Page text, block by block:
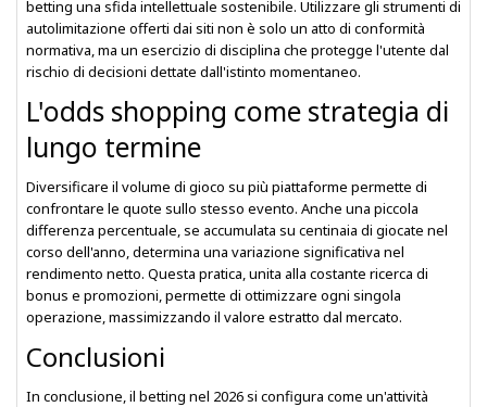
betting una sfida intellettuale sostenibile. Utilizzare gli strumenti di
autolimitazione offerti dai siti non è solo un atto di conformità
normativa, ma un esercizio di disciplina che protegge l'utente dal
rischio di decisioni dettate dall'istinto momentaneo.
L'odds shopping come strategia di
lungo termine
Diversificare il volume di gioco su più piattaforme permette di
confrontare le quote sullo stesso evento. Anche una piccola
differenza percentuale, se accumulata su centinaia di giocate nel
corso dell'anno, determina una variazione significativa nel
rendimento netto. Questa pratica, unita alla costante ricerca di
bonus e promozioni, permette di ottimizzare ogni singola
operazione, massimizzando il valore estratto dal mercato.
Conclusioni
In conclusione, il betting nel 2026 si configura come un'attività